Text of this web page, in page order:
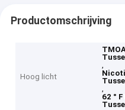
Productomschrijving
Hoog licht
,
,
62 °